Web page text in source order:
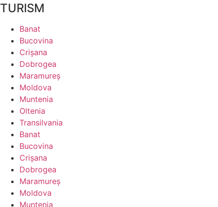
TURISM
Banat
Bucovina
Crişana
Dobrogea
Maramureş
Moldova
Muntenia
Oltenia
Transilvania
Banat
Bucovina
Crişana
Dobrogea
Maramureş
Moldova
Muntenia